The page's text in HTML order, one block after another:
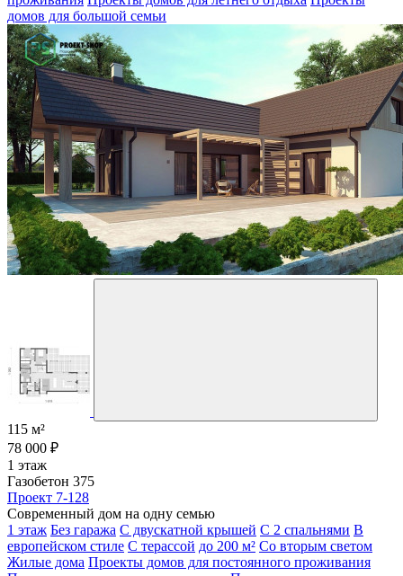
домов для большой семьи
115 м²
78 000 ₽
1 этаж
Газобетон 375
Проект 7-128
Современный дом на одну семью
1 этаж Без гаража С двускатной крышей С 2 спальнями В
европейском стиле С терассой до 200 м² Со вторым светом
Жилые дома Проекты домов для постоянного проживания